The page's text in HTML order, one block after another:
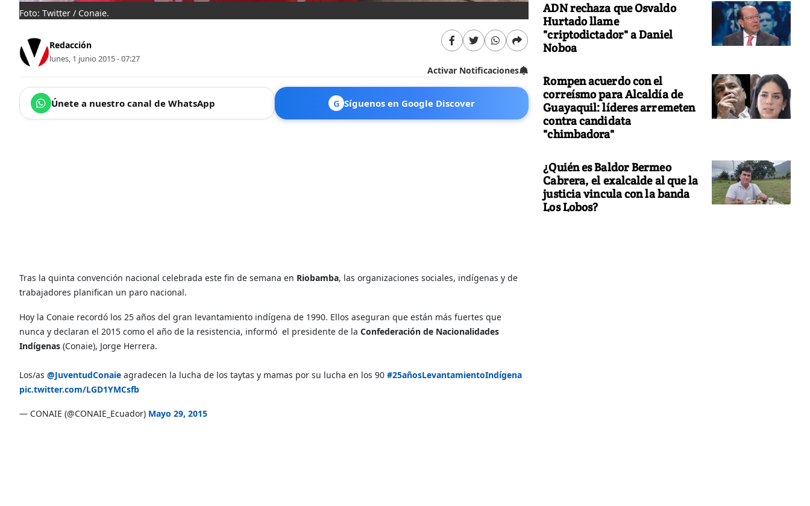
Foto: Twitter / Conaie.
Redacción
lunes, 1 junio 2015 - 07:27
Activar Notificaciones
Únete a nuestro canal de WhatsApp G Síguenos en Google Discover
Tras la quinta convención nacional celebrada este fin de semana en Riobamba, las organizaciones sociales, indígenas y de
trabajadores planifican un paro nacional.
Hoy la Conaie recordó los 25 años del gran levantamiento indígena de 1990. Ellos aseguran que están más fuertes que
nunca y declaran el 2015 como el año de la resistencia, informó el presidente de la Confederación de Nacionalidades
Indígenas (Conaie), Jorge Herrera.
Los/as @JuventudConaie agradecen la lucha de los taytas y mamas por su lucha en los 90 #25añosLevantamientoIndígena
pic.twitter.com/LGD1YMCsfb
— CONAIE (@CONAIE_Ecuador) Mayo 29, 2015
ADN rechaza que Osvaldo
Hurtado llame
"criptodictador" a Daniel
Noboa
Rompen acuerdo con el
correísmo para Alcaldía de
Guayaquil: líderes arremeten
contra candidata
"chimbadora"
¿Quién es Baldor Bermeo
Cabrera, el exalcalde al que la
justicia vincula con la banda
Los Lobos?